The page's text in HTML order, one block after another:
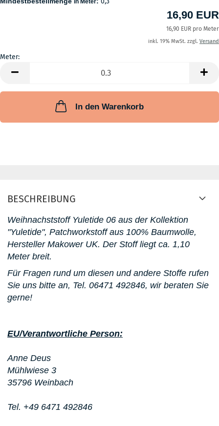
in Meter
16,90 EUR
16,90 EUR pro Meter
inkl. 19% MwSt. zzgl. Versand
Meter:
In den Warenkorb
BESCHREIBUNG
Weihnachststoff Yuletide 06 aus der Kollektion
"Yuletide", Patchworkstoff aus 100% Baumwolle,
Hersteller Makower UK. Der Stoff liegt ca. 1,10
Meter breit.
Für Fragen rund um diesen und andere Stoffe rufen
Sie uns bitte an, Tel. 06471 492846, wir beraten Sie
gerne!
EU/Verantwortliche Person:
Anne Deus
Mühlwiese 3
35796 Weinbach
Tel. +49 6471 492846